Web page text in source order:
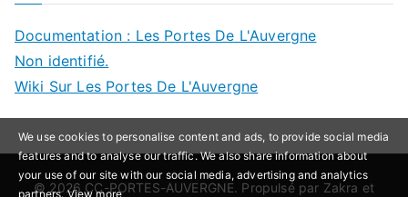
Documentation : Les Portes De L'Auvergne
Non identifié.
Wiki Sur Les Portes De L'Auvergne
© 2026 CC-PORTES-AUVERGNE. Propulsé par Zakra et
We use cookies to personalise content and ads, to provide social media
features and to analyse our traffic. We also share information about
your use of our site with our social media, advertising and analytics
partners.View more